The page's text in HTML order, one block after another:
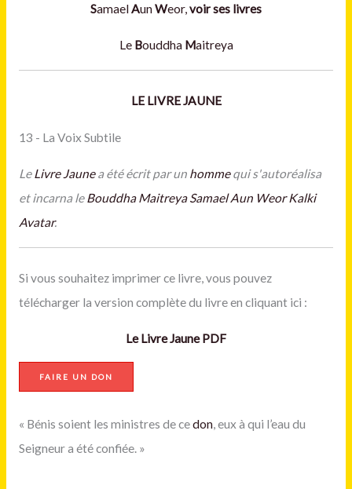
SamaelAunWeor,voir ses livres
Le Bouddha Maitreya
LE LIVRE JAUNE
13 - La Voix Subtile
LeLivre Jaunea été écrit par un hommequi s'autoréalisa
et incarna leBouddha MaitreyaSamael Aun Weor Kalki
Avatar.
Si vous souhaitez imprimer ce livre, vous pouvez
télécharger la version complète du livre en cliquant ici :
Le Livre Jaune PDF
FAIRE UN DON
« Bénis soient les ministres de cedon, eux à qui l’eau du
Seigneur a été confiée. »